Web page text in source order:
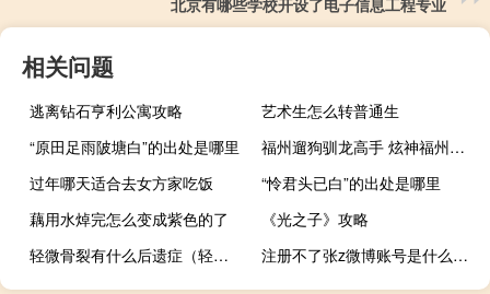
北京有哪些学校开设了电子信息工程专业
相关问题
逃离钻石亨利公寓攻略
艺术生怎么转普通生
“原田足雨陂塘白”的出处是哪里
福州遛狗驯龙高手 炫神福州笑话整理什么梗
过年哪天适合去女方家吃饭
“怜君头已白”的出处是哪里
藕用水焯完怎么变成紫色的了
《光之子》攻略
轻微骨裂有什么后遗症（轻微骨裂有什么感觉）
注册不了张z微博账号是什么（微博账号是什么）